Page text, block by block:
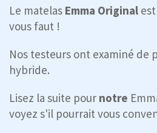
Le matelas Emma Original
vous faut !
Nos testeurs ont examiné de
hybride.
Lisez la suite pour notre
voyez s'il pourrait vous